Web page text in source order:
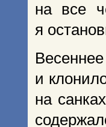
на все
я
и
на